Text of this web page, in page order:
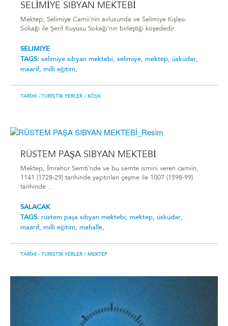
SELİMİYE SIBYAN MEKTEBİ
Mektep, Selimiye Camii'nin avlusunda ve Selimiye Kışlası
Sokağı ile Şerif Kuyusu Sokağı'nın birleştiği köşededir.
SELIMIYE
TAGS: seli̇mi̇ye sibyan mektebi̇, selimiye, mektep, üsküdar,
maarif, milli eğitim,
TARIHI - TURISTIK YERLER / KÖŞK
RÜSTEM PAŞA SIBYAN MEKTEBİ
Mektep, İmrahor Semti'nde ve bu semte ismini veren camiin,
1141 (1728-29) tarihinde yaptırılan çeşme ile 1007 (1598-99)
tarihinde ...
SALACAK
TAGS: rüstem paşa sibyan mektebi̇, mektep, üsküdar,
maarif, milli eğitim, mahalle,
TARIHI - TURISTIK YERLER / MEKTEP